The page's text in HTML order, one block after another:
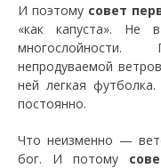
И поэтому совет
«как капуста». Не
непродуваемой
ней легкая
постоянно.
Что неизменно —
бог. И потому